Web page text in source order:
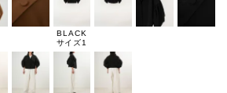
BLACK
サイズ1